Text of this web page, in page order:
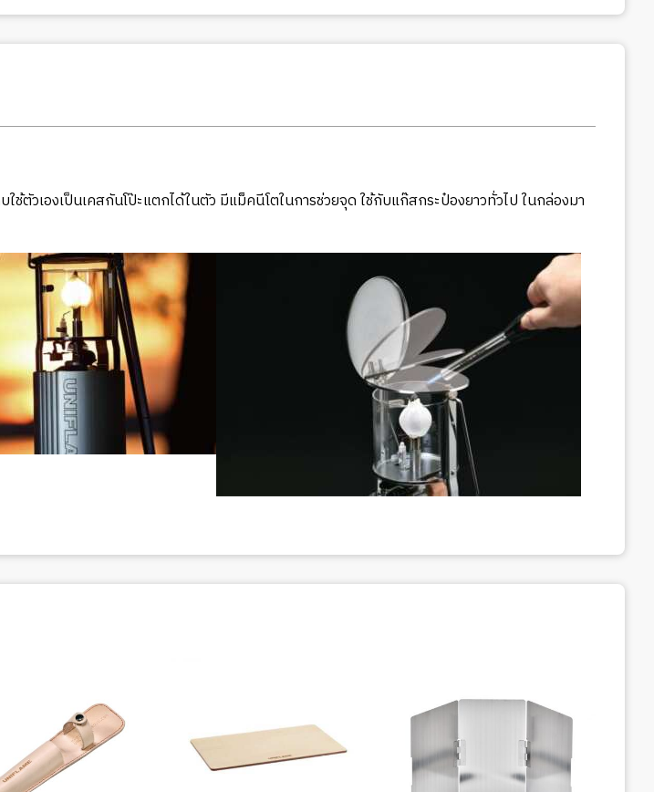
ตัวเองเป็นเคสกันโป๊ะแตกได้ในตัว มีแม็คนีโตในการช่วยจุด ใช้กับแก๊สกระป๋องยาวทั่วไป ในกล่องมา